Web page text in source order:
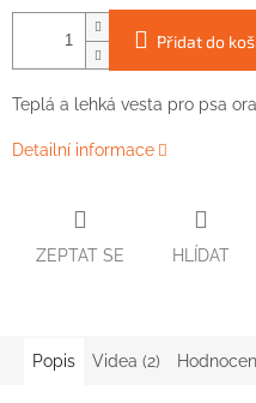
Přidat do
Teplá a lehká vesta pro psa
Detailní informace
ZEPTAT SE HLÍDAT
Popis Videa (2)